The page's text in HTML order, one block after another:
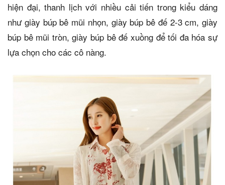
hiện đại, thanh lịch với nhiều cải tiến trong kiểu dáng
như giày búp bê mũi nhọn, giày búp bê đế 2-3 cm, giày
búp bê mũi tròn, giày búp bê đế xuồng để tối đa hóa sự
lựa chọn cho các cô nàng.